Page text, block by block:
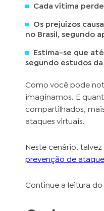
Cada vítima
Os prejuízos
no Brasil, segundo
Estima-se que
segundo estudos
Como você pode
imaginamos. E
compartilhados,
ataques virtuais.
Neste cenário,
prevenção de
Continue a leitura